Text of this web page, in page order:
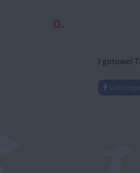
0.
I gotowe!